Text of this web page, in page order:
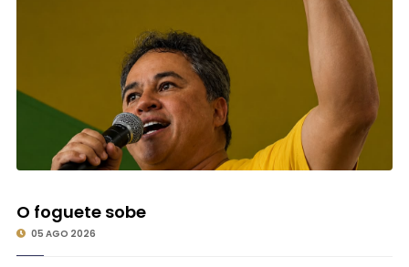
O foguete sobe
05 AGO 2026